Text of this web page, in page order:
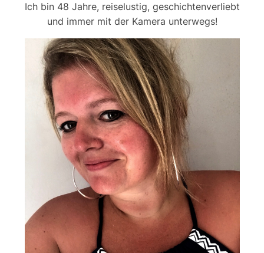
Ich bin 48 Jahre, reiselustig, geschichtenverliebt
und immer mit der Kamera unterwegs!